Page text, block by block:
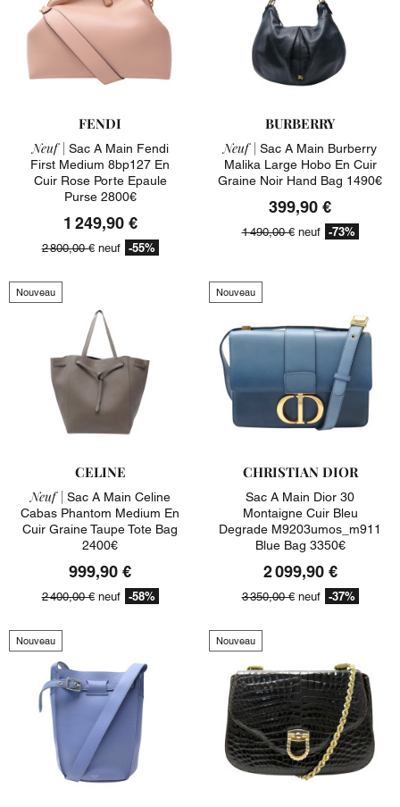
FENDI
Neuf | Sac A Main Fendi
First Medium 8bp127 En
Cuir Rose Porte Epaule
Purse 2800€
1 249,90 €
2 800,00 €neuf -55%
BURBERRY
Neuf | Sac A Main Burberry
Malika Large Hobo En Cuir
Graine Noir Hand Bag 1490€
399,90 €
1 490,00 €neuf -73%
Nouveau
CELINE
Neuf | Sac A Main Celine
Cabas Phantom Medium En
Cuir Graine Taupe Tote Bag
2400€
999,90 €
2 400,00 €neuf -58%
Nouveau
CHRISTIAN DIOR
Sac A Main Dior 30
Montaigne Cuir Bleu
Degrade M9203umos_m911
Blue Bag 3350€
2 099,90 €
3 350,00 €neuf -37%
Nouveau Nouveau